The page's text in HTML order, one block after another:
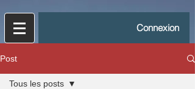
Connexion
Post
Tous les posts